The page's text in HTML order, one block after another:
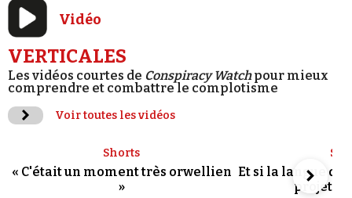
Vidéo
VERTICALES
Les vidéos courtes de Conspiracy Watchpour mieux
comprendre et combattre le complotisme
Voir toutes les vidéos
Shorts
« C'était un moment très orwellien
»
Et si la langue de
projet